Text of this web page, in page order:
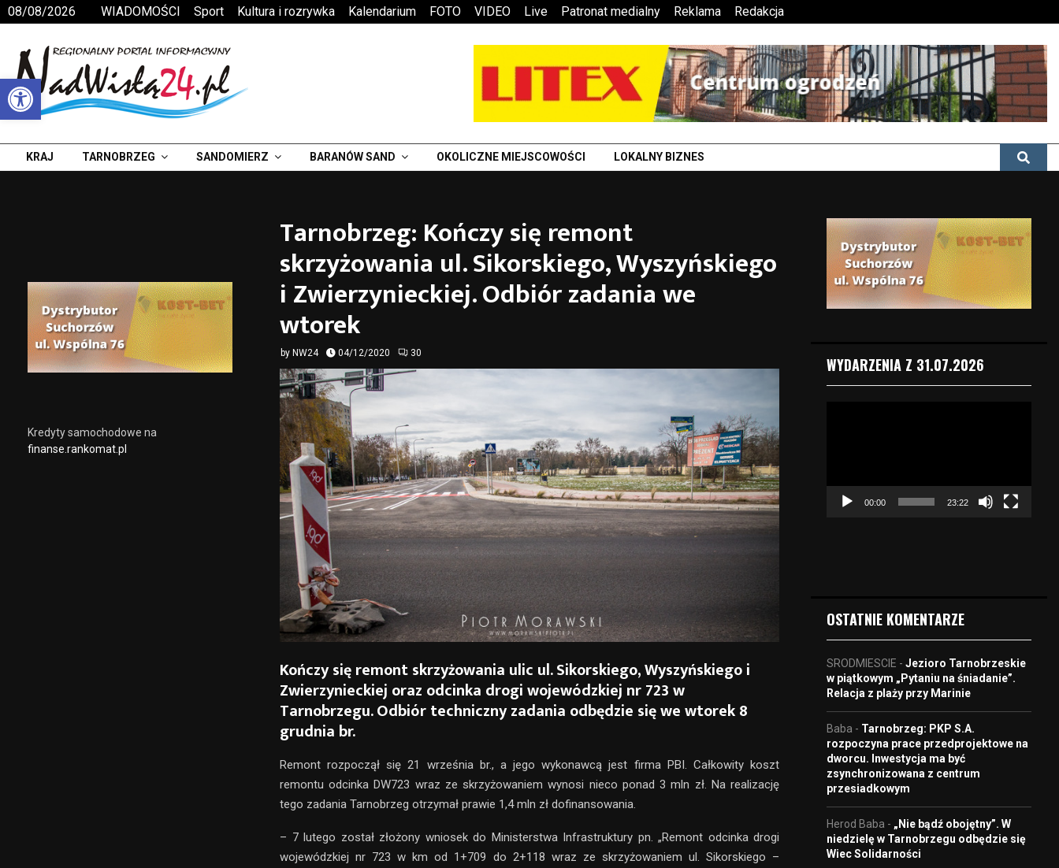
Otwórz pasek narzędzi
08/08/2026 WIADOMOŚCI Sport Kultura i rozrywka Kalendarium FOTO VIDEO Live Patronat medialny Reklama Redakcja
KRAJ TARNOBRZEG SANDOMIERZ BARANÓW SAND OKOLICZNE MIEJSCOWOŚCI LOKALNY BIZNES
Tarnobrzeg: Kończy się remont
skrzyżowania ul. Sikorskiego, Wyszyńskiego
i Zwierzynieckiej. Odbiór zadania we
wtorek
by NW24 04/12/2020 30
Kończy się remont skrzyżowania ulic ul. Sikorskiego, Wyszyńskiego i
Zwierzynieckiej oraz odcinka drogi wojewódzkiej nr 723 w
Tarnobrzegu. Odbiór techniczny zadania odbędzie się we wtorek 8
grudnia br.
Remont rozpoczął się 21 września br., a jego wykonawcą jest firma PBI. Całkowity koszt
remontu odcinka DW723 wraz ze skrzyżowaniem wynosi nieco ponad 3 mln zł. Na realizację
tego zadania Tarnobrzeg otrzymał prawie 1,4 mln zł dofinansowania.
– 7 lutego został złożony wniosek do Ministerstwa Infrastruktury pn. „Remont odcinka drogi
wojewódzkiej nr 723 w km od 1+709 do 2+118 wraz ze skrzyżowaniem ul. Sikorskiego –
Kredyty samochodowe na
finanse.rankomat.pl
WYDARZENIA Z 31.07.2026
e
o
00:00 23:22
OSTATNIE KOMENTARZE
SRODMIESCIE - Jezioro Tarnobrzeskie
w piątkowym „Pytaniu na śniadanie”.
Relacja z plaży przy Marinie
Baba - Tarnobrzeg: PKP S.A.
rozpoczyna prace przedprojektowe na
dworcu. Inwestycja ma być
zsynchronizowana z centrum
przesiadkowym
Herod Baba - „Nie bądź obojętny”. W
niedzielę w Tarnobrzegu odbędzie się
Wiec Solidarności